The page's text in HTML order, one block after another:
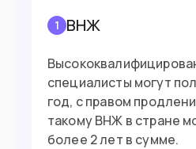
Хотите поступить в
Можете купить
$60,000
Вы азербайджанец
1 ВНЖ
специалисты могут
год, с правом
такому ВНЖ в стране
более 2 лет в сумме.